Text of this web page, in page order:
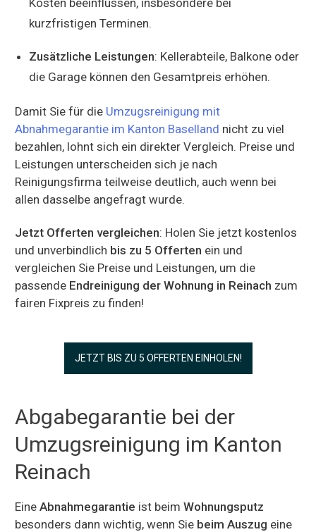
kurzfristigen Terminen.
Zusätzliche Leistungen: Kellerabteile, Balkone oder
die Garage können den Gesamtpreis erhöhen.
Damit Sie für die Umzugsreinigung mit
Abnahmegarantie im Kanton Baselland nicht zu viel
bezahlen, lohnt sich ein direkter Vergleich. Preise und
Leistungen unterscheiden sich je nach
Reinigungsfirma teilweise deutlich, auch wenn bei
allen dasselbe angefragt wurde.
Jetzt Offerten vergleichen: Holen Sie jetzt kostenlos
und unverbindlich bis zu 5 Offerten ein und
vergleichen Sie Preise und Leistungen, um die
passende Endreinigung der Wohnung in Reinach zum
fairen Fixpreis zu finden!
JETZT BIS ZU 5 OFFERTEN EINHOLEN!
Abgabegarantie bei der
Umzugsreinigung im Kanton
Reinach
Eine Abnahmegarantie ist beim Wohnungsputz
besonders dann wichtig, wenn Sie beim Auszug eine